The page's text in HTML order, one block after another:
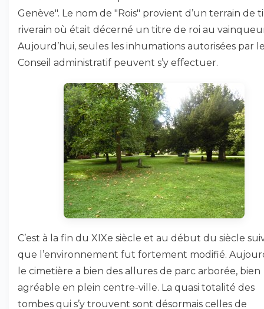
Genève". Le nom de "Rois" provient d’un terrain de
riverain où était décerné un titre de roi au
Aujourd’hui, seules les inhumations autorisées par
Conseil administratif peuvent s’y effectuer.
C’est à la fin du XIXe siècle et au début du siècle
que l’environnement fut fortement modifié.
le cimetière a bien des allures de parc arborée, bien
agréable en plein centre-ville. La quasi totalité des
tombes qui s’y trouvent sont désormais celles de